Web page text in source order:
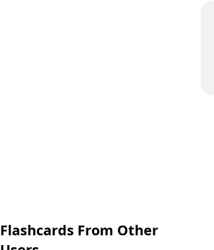
Flashcards From Other